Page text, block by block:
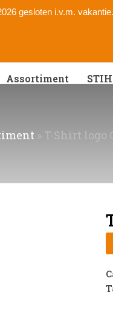
gesloten i.v.m.
Assortiment
» T-Shirt logo